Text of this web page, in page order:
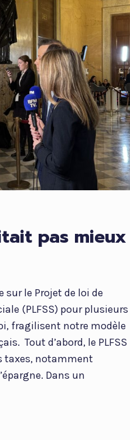
pas mieux
sur le Projet de loi de
(PLFSS) pour plusieurs
fragilisent notre modèle
Tout d’abord, le PLFSS
taxes, notamment
Dans un